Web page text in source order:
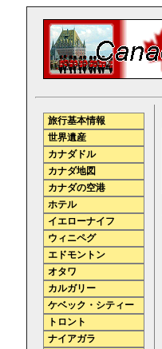
旅行基本情報
世界遺産
カナダドル
カナダ地図
カナダの空港
ホテル
イエローナイフ
ウィニペグ
エドモントン
オタワ
カルガリー
ケベック・シティー
トロント
ナイアガラ